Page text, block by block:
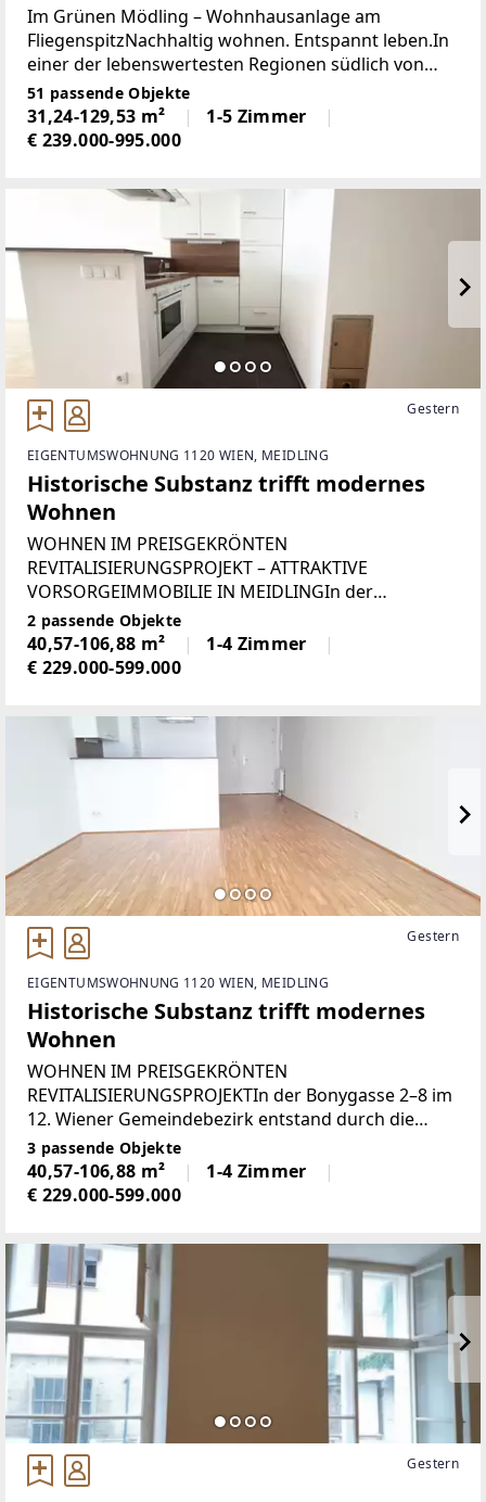
Im Grünen Mödling – Wohnhausanlage am
FliegenspitzNachhaltig wohnen. Entspannt leben.In
einer der lebenswertesten Regionen südlich von
Wien entsteht ein modernes Wohnensemble, das
Architektur, Nachhaltigkeit und Lebensqualität
harmonisch
51 passende Objekte
31,24-129,53 m²
1-5 Zimmer
€ 239.000-995.000
Gestern
EIGENTUMSWOHNUNG 1120 WIEN, MEIDLING
Historische Substanz trifft modernes
Wohnen
WOHNEN IM PREISGEKRÖNTEN
REVITALISIERUNGSPROJEKT – ATTRAKTIVE
VORSORGEIMMOBILIE IN MEIDLINGIn der
Bonygasse 2–8 im 12. Wiener Gemeindebezirk
entstand durch die behutsame Revitalisierung ein
außergewöhnliches Wohn- und Geschäftsensemble
2 passende Objekte
40,57-106,88 m²
1-4 Zimmer
€ 229.000-599.000
Gestern
EIGENTUMSWOHNUNG 1120 WIEN, MEIDLING
Historische Substanz trifft modernes
Wohnen
WOHNEN IM PREISGEKRÖNTEN
REVITALISIERUNGSPROJEKTIn der Bonygasse 2–8 im
12. Wiener Gemeindebezirk entstand durch die
behutsame Revitalisierung einer ehemaligen
Metallwarenfabrik ein außergewöhnliches Wohn-
und Geschäftsensemble mit unverwechselbarem
3 passende Objekte
40,57-106,88 m²
1-4 Zimmer
€ 229.000-599.000
Gestern